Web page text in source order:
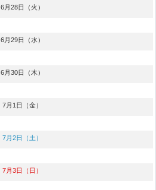
6月28日（火）
6月29日（水）
6月30日（木）
7月1日（金）
7月2日（土）
7月3日（日）